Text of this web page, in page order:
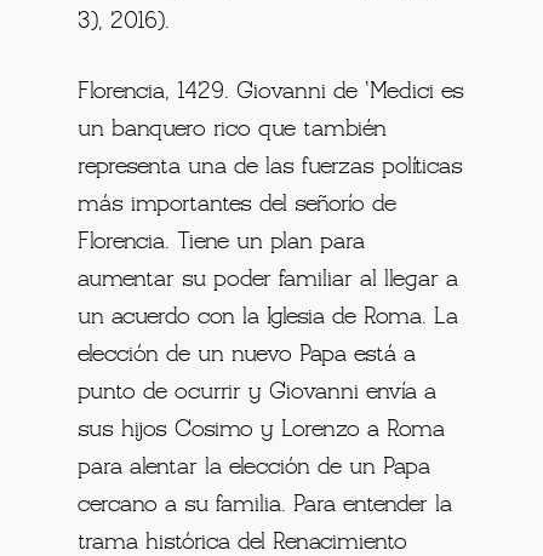
3), 2016).
Florencia, 1429. Giovanni de ‘Medici es
un banquero rico que también
representa una de las fuerzas políticas
más importantes del señorío de
Florencia. Tiene un plan para
aumentar su poder familiar al llegar a
un acuerdo con la Iglesia de Roma. La
elección de un nuevo Papa está a
punto de ocurrir y Giovanni envía a
sus hijos Cosimo y Lorenzo a Roma
para alentar la elección de un Papa
cercano a su familia. Para entender la
trama histórica del Renacimiento